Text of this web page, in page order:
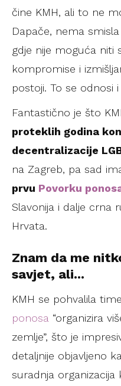
čine KMH, ali to ne
Dapače, nema
gdje nije moguća niti
kompromise i
postoji. To se odnosi
Fantastično je što
proteklih godina
decentralizacije
na Zagreb, pa sad
prvu Povorku
Slavonija i dalje crna
Hrvata.
Znam da me
savjet, ali...
KMH se pohvalila
ponosa “organizira
zemlje”, što je
detaljnije objavljeno
suradnja organizacija